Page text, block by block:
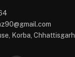
Korba, Chhattisgarh